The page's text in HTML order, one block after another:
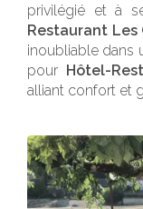
privilégié et à
Restaurant Les
inoubliable dans
pour Hôtel-
alliant confort et